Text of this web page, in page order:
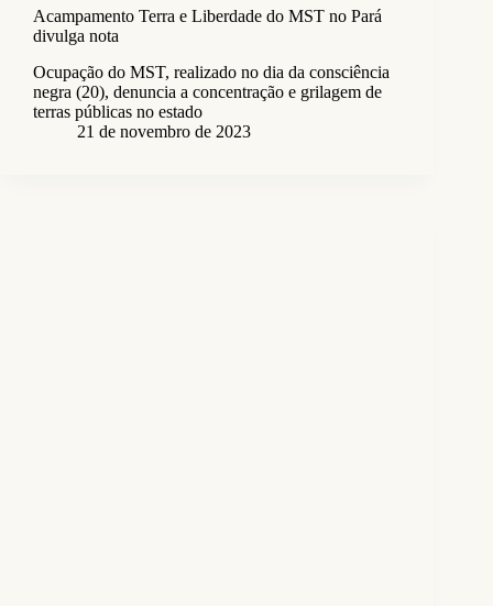
Acampamento Terra e Liberdade do MST no Pará
divulga nota
Ocupação do MST, realizado no dia da consciência
negra (20), denuncia a concentração e grilagem de
terras públicas no estado
21 de novembro de 2023